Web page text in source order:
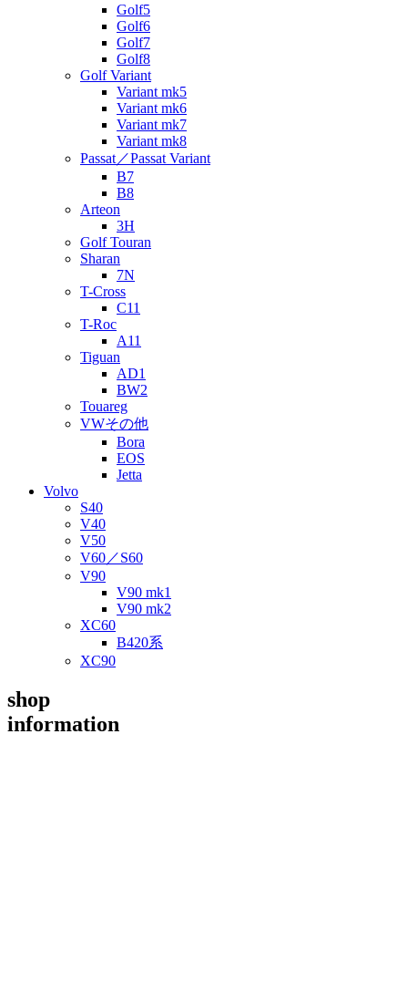
Golf5
Golf6
Golf7
Golf8
Golf Variant
Variant mk5
Variant mk6
Variant mk7
Variant mk8
Passat／Passat Variant
B7
B8
Arteon
3H
Golf Touran
Sharan
7N
T-Cross
C11
T-Roc
A11
Tiguan
AD1
BW2
Touareg
VWその他
Bora
EOS
Jetta
Volvo
S40
V40
V50
V60／S60
V90
V90 mk1
V90 mk2
XC60
B420系
XC90
shop
information